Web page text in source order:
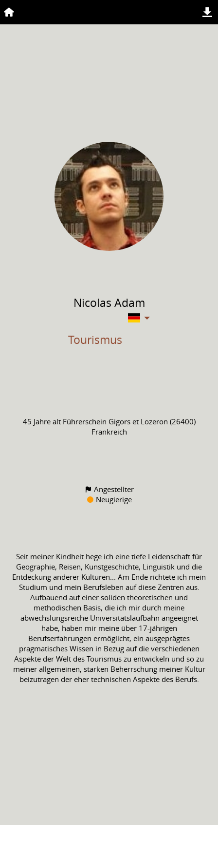
Nicolas Adam
Tourismus
45 Jahre alt Führerschein Gigors et Lozeron (26400)
Frankreich
Angestellter
Neugierige
Seit meiner Kindheit hege ich eine tiefe Leidenschaft für
Geographie, Reisen, Kunstgeschichte, Linguistik und die
Entdeckung anderer Kulturen... Am Ende richtete ich mein
Studium und mein Berufsleben auf diese Zentren aus.
Aufbauend auf einer soliden theoretischen und
methodischen Basis, die ich mir durch meine
abwechslungsreiche Universitätslaufbahn angeeignet
habe, haben mir meine über 17-jährigen
Berufserfahrungen ermöglicht, ein ausgeprägtes
pragmatisches Wissen in Bezug auf die verschiedenen
Aspekte der Welt des Tourismus zu entwickeln und so zu
meiner allgemeinen, starken Beherrschung meiner Kultur
beizutragen der eher technischen Aspekte des Berufs.